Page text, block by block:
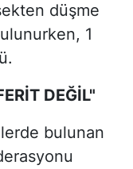
düşme
1
DEĞİL"
bulunan